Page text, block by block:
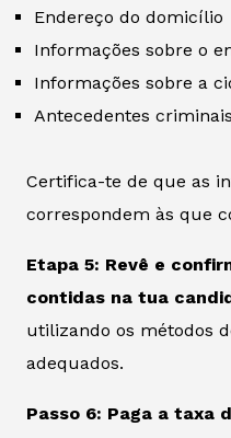
Endereço do domicílio
Informações sobre o
Informações sobre a
Antecedentes
Certifica-te de que as
correspondem às que
Etapa 5: Revê e
contidas na tua
utilizando os métodos
adequados.
Passo 6: Paga a taxa